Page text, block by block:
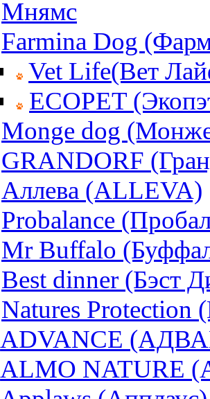
Мнямс
Farmina Dog
Vet Life(Вет
ECOPET
Monge dog
GRANDORF
Аллева (ALLEVA)
Probalance
Mr Buffalo
Best dinner (Бэст
Natures Protection
ADVANCE
ALMO